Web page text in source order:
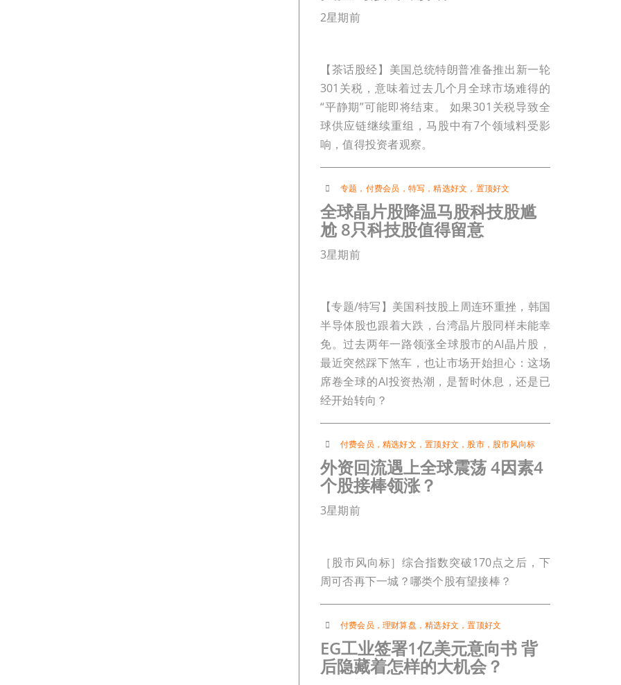
2星期前
【茶话股经】美国总统特朗普准备推出新一轮
301关税，意味着过去几个月全球市场难得的
“平静期”可能即将结束。 如果301关税导致全
球供应链继续重组，马股中有7个领域料受影
响，值得投资者观察。
专题 ， 付费会员 ， 特写 ，精选好文 ， 置顶好文
全球晶片股降温马股科技股尴
尬 8只科技股值得留意
3星期前
【专题/特写】美国科技股上周连环重挫，韩国
半导体股也跟着大跌，台湾晶片股同样未能幸
免。过去两年一路领涨全球股市的AI晶片股，
最近突然踩下煞车，也让市场开始担心：这场
席卷全球的AI投资热潮，是暂时休息，还是已
经开始转向？
付费会员 ，精选好文 ，置顶好文 ， 股市， 股市风向标
外资回流遇上全球震荡 4因素4
个股接棒领涨？
3星期前
［股市风向标］综合指数突破170点之后，下
周可否再下一城？哪类个股有望接棒？
付费会员 ，理财算盘 ，精选好文 ，置顶好文
EG工业签署1亿美元意向书 背
后隐藏着怎样的大机会？